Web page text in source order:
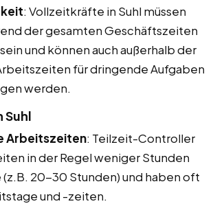
: Vollzeitkräfte in Suhl müssen
der gesamten Geschäftszeiten
und können auch außerhalb der
für dringende Aufgaben
werden.
Suhl
Arbeitszeiten: Teilzeit-Controller
in der Regel weniger Stunden
(z.B. 20-30 Stunden) und haben oft
und -zeiten.